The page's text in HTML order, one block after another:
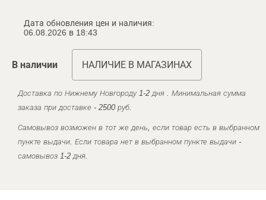
Дата обновления цен и наличия:
06.08.2026 в 18:43
В наличии НАЛИЧИЕ В МАГАЗИНАХ
Доставка по Нижнему Новгороду 1-2 дня . Минимальная сумма
заказа при доставке - 2500 руб.
Самовывоз возможен в тот же день, если товар есть в выбранном
пункте выдачи. Если товара нет в выбранном пункте выдачи -
самовывоз 1-2 дня.